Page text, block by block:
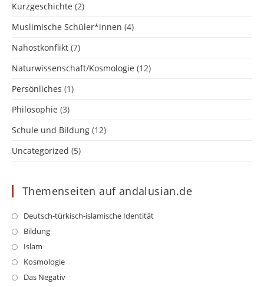
Kurzgeschichte (2)
Muslimische Schüler*innen (4)
Nahostkonflikt (7)
Naturwissenschaft/Kosmologie (12)
Persönliches (1)
Philosophie (3)
Schule und Bildung (12)
Uncategorized (5)
Themenseiten auf andalusian.de
Deutsch-türkisch-islamische IdentitätOpens
BildungOpens
a
new
tab
Islam
in
new
KosmologieOpens
in
Das NegativOpens